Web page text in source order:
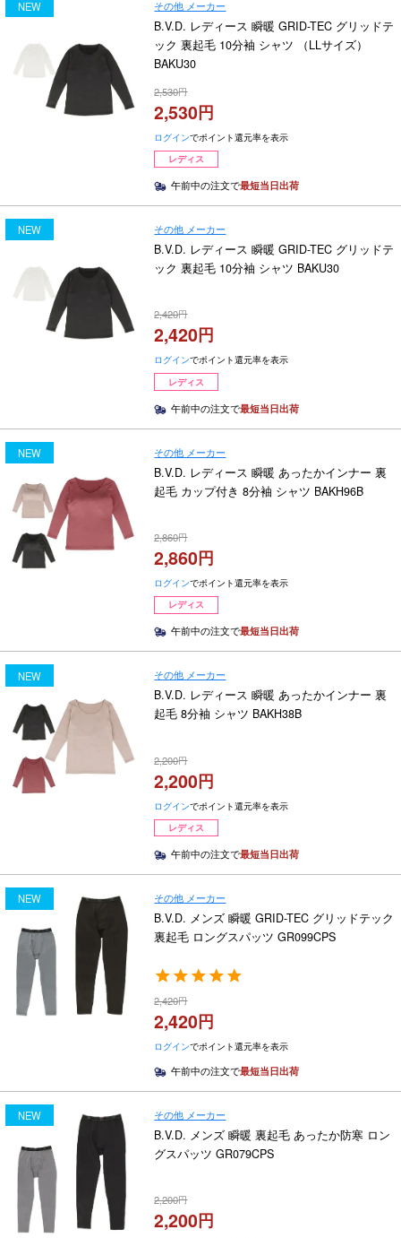
NEW その他 メーカー
B.V.D. レディース 瞬暖 GRID-TEC グリッドテ
ック 裏起毛 10分袖 シャツ （LLサイズ）
BAKU30
2,530
2,530
ログインでポイント還元率を表示
レディス
午前中の注文で最短当日出荷
NEW その他 メーカー
B.V.D. レディース 瞬暖 GRID-TEC グリッドテ
ック 裏起毛 10分袖 シャツ BAKU30
2,420
2,420
ログインでポイント還元率を表示
レディス
午前中の注文で最短当日出荷
NEW その他 メーカー
B.V.D. レディース 瞬暖 あったかインナー 裏
起毛 カップ付き 8分袖 シャツ BAKH96B
2,860
2,860
ログインでポイント還元率を表示
レディス
午前中の注文で最短当日出荷
NEW その他 メーカー
B.V.D. レディース 瞬暖 あったかインナー 裏
起毛 8分袖 シャツ BAKH38B
2,200
2,200
ログインでポイント還元率を表示
レディス
午前中の注文で最短当日出荷
NEW その他 メーカー
B.V.D. メンズ 瞬暖 GRID-TEC グリッドテック
裏起毛 ロングスパッツ GR099CPS
2,420
2,420
ログインでポイント還元率を表示
午前中の注文で最短当日出荷
NEW その他 メーカー
B.V.D. メンズ 瞬暖 裏起毛 あったか防寒 ロン
グスパッツ GR079CPS
2,200
2,200